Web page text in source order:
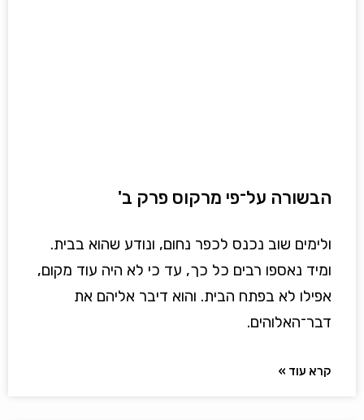
הבשורה על־פי מרקוס פרק ב'
ולימים שוב נכנס לכפר נחום, ונודע שהוא בבית.
ומיד נאספו רבים כל כך, עד כי לא היה עוד מקום,
אפילו לא בפתח הבית. והוא דיבר אליהם את
דבר־האלוהים.
קרא עוד »